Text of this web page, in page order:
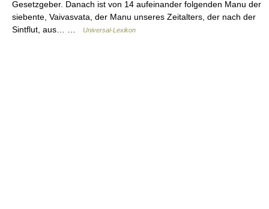
Gesetzgeber. Danach ist von 14 aufeinander folgenden Manu der
siebente, Vaivasvata, der Manu unseres Zeitalters, der nach der
Sintflut, aus… …
Universal-Lexikon